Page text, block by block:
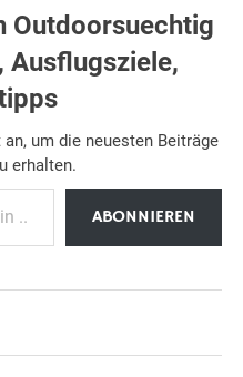
Outdoorsuechtig
Ausflugsziele,
um die neuesten Beiträge
erhalten.
ABONNIEREN